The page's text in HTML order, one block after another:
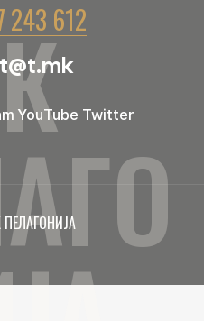
243 612
YouTube Twitter